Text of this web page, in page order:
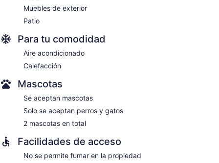
Muebles de exterior
Patio
Para tu comodidad
Aire acondicionado
Calefacción
Mascotas
Se aceptan mascotas
Solo se aceptan perros y gatos
2 mascotas en total
Facilidades de acceso
No se permite fumar en la propiedad